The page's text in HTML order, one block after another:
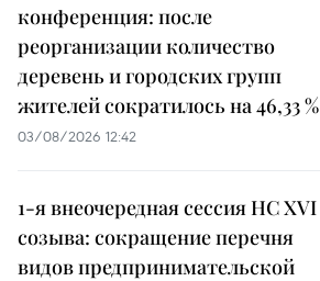
конференция: после
реорганизации количество
деревень и городских групп
жителей сократилось на 46,33 %
03/08/2026 12:42
1-я внеочередная сессия НС XVI
созыва: сокращение перечня
видов предпринимательской